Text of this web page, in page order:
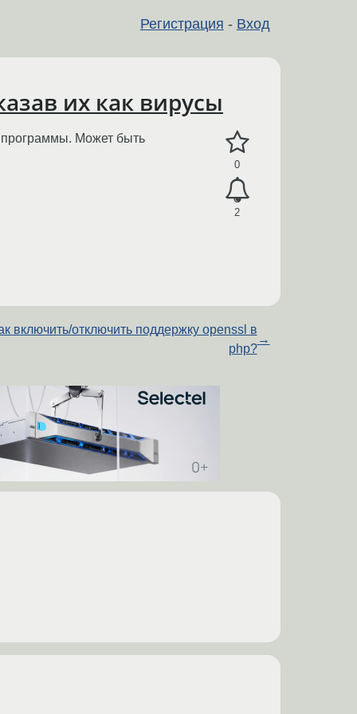
Регистрация - Вход
их как вирусы
0
2
программы. Может быть
включить/отключить поддержку openssl в
php?
→